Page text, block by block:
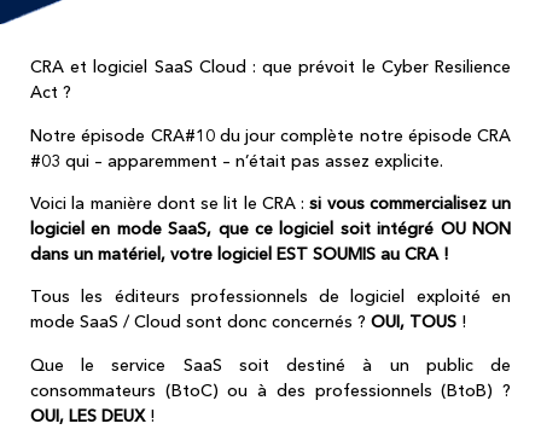
CRA et logiciel SaaS Cloud : que prévoit le Cyber Resilience
Act ?
Notre épisode CRA#10 du jour complète notre épisode CRA
#03 qui – apparemment – n’était pas assez explicite.
Voici la manière dont se lit le CRA :si vous commercialisez un
logiciel en mode SaaS, que ce logiciel soit intégré OU NON
dans un matériel, votre logiciel EST SOUMIS au CRA !
Tous les éditeurs professionnels de logiciel exploité en
mode SaaS / Cloud sont donc concernés ? OUI, TOUS !
Que le service SaaS soit destiné à un public de
consommateurs (BtoC) ou à des professionnels (BtoB) ?
OUI, LES DEUX!